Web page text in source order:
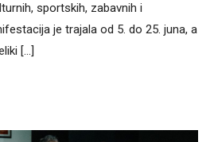
sportskih, zabavnih i
je trajala od 5. do 25. juna, a
[…]